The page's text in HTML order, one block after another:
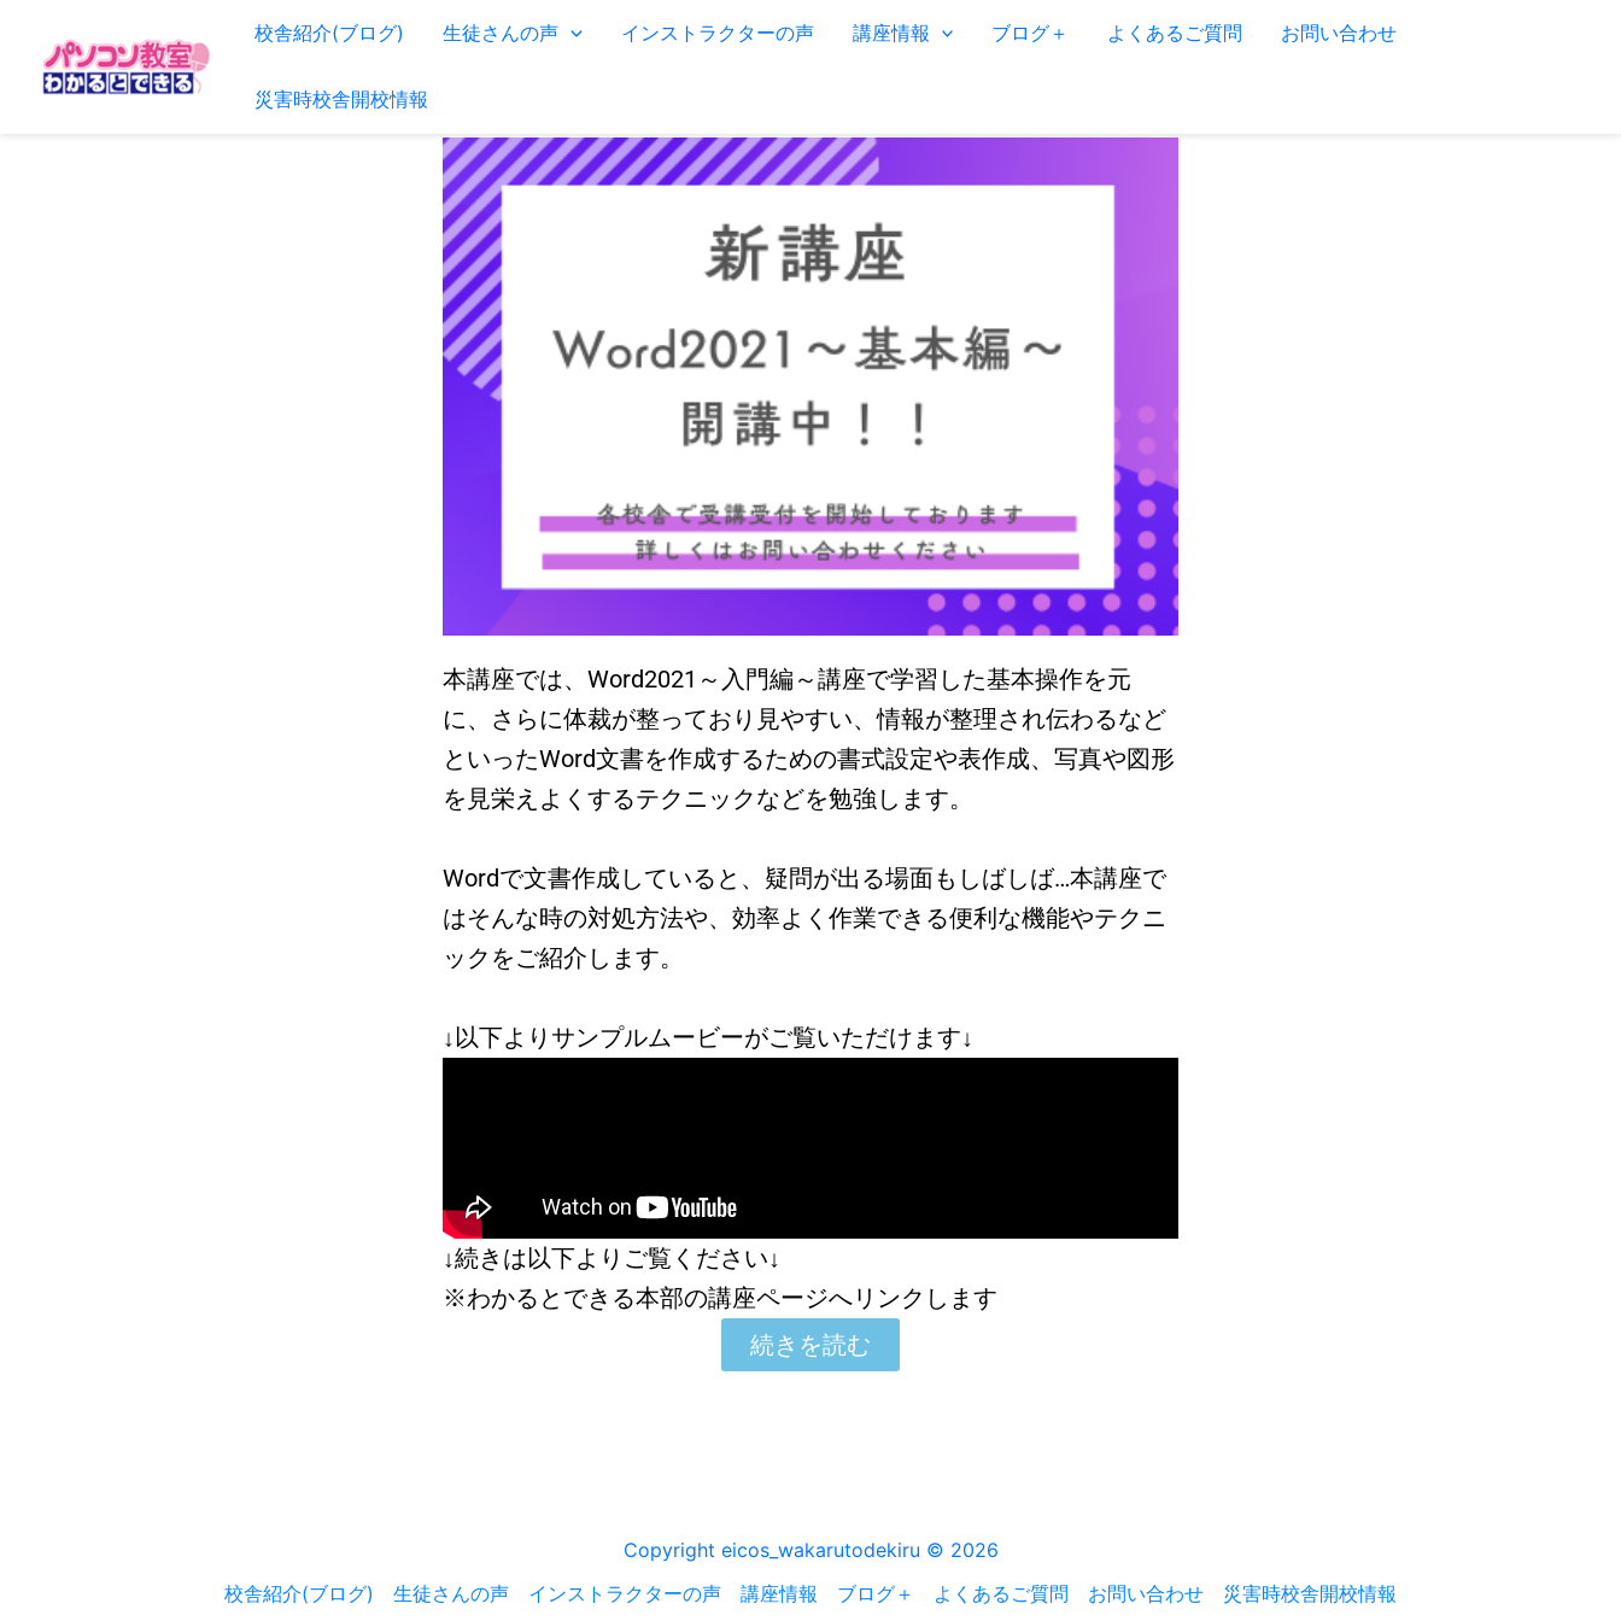
校舎紹介(ブログ) 生徒さんの声 インストラクターの声 講座情報 ブログ＋ よくあるご質問 お問い合わせ
災害時校舎開校情報
本講座では、Word2021～入門編～講座で学習した基本操作を元
に、さらに体裁が整っており見やすい、情報が整理され伝わるなど
といったWord文書を作成するための書式設定や表作成、 写真や図形
を見栄えよくするテクニックなどを勉強します。
Wordで文書作成していると、疑問が出る場面もしばしば…本講座で
はそんな時の対処方法や、効率よく作業できる便利な機能やテクニ
ックをご紹介します。
↓以下よりサンプルムービーがご覧いただけます↓
↓続きは以下よりご覧ください↓
※わかるとできる本部の講座ページへリンクします
続きを読む
Copyright eicos_wakarutodekiru © 2026
校舎紹介(ブログ)
生徒さんの声 インストラクターの声 講座情報 ブログ＋ よくあるご質問 お問い合わせ 災害時校舎開校情報